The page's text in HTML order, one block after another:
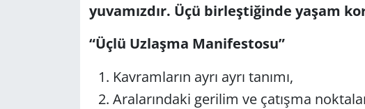
yuvamızdır. Üçü birleştiğinde yaşam
“Üçlü Uzlaşma Manifestosu”
Kavramların ayrı ayrı tanımı,
Aralarındaki gerilim ve çatışma